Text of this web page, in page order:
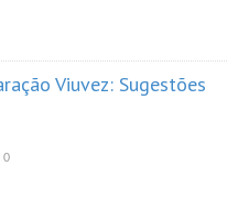
Viuvez: Sugestões
0